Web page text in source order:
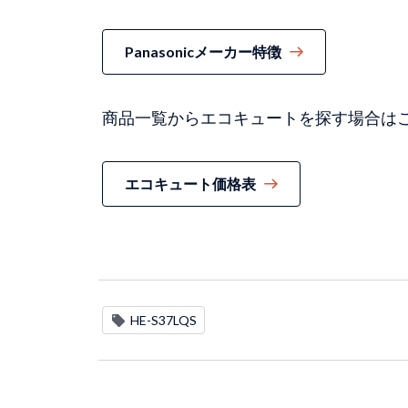
Panasonicメーカー特徴
商品一覧からエコキュートを探す場合は
エコキュート価格表
HE-S37LQS